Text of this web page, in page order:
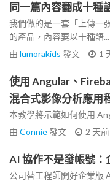
同一篇內容翻成十種
我們做的是一套「上傳一
的產品，內容要以十種語...
由 lumorakids 發文 1
使用 Angular、
混合式影像分析應用
本教學將示範如何使用
由 Connie發文 2 天前
AI 協作不是發帳號
公司替工程師開好企業版